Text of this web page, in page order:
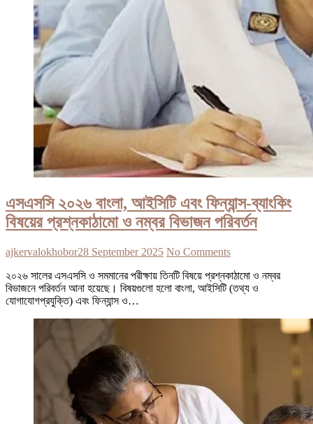
এসএসসি ২০২৬ বাংলা, আইসিটি এবং ফিন্যান্স-ব্যাংকিং
বিষয়ের প্রশ্নকাঠামো ও নম্বর বিভাজন পরিবর্তন
ajkervalokhobor28 September 2025 No Comments
২০২৬ সালের এসএসসি ও সমমানের পরীক্ষায় তিনটি বিষয়ে প্রশ্নকাঠামো ও নম্বর
বিভাজনে পরিবর্তন আনা হয়েছে। বিষয়গুলো হলো বাংলা, আইসিটি (তথ্য ও
যোগাযোগপ্রযুক্তি) এবং ফিন্যান্স ও…